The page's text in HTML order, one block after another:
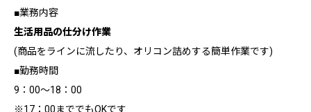
■業務内容
生活用品の仕分け作業
(商品をラインに流したり、オリコン詰めする簡単作業です)
■勤務時間
9：00～18：00
※17：00まででもOKです